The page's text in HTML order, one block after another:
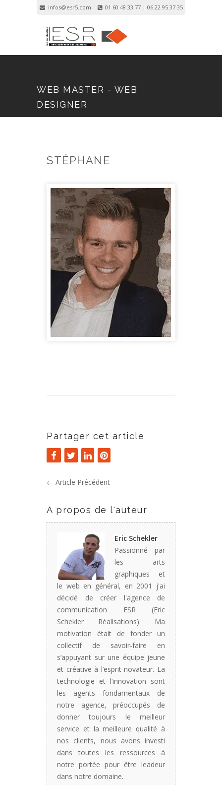
infos@esr5.com 01 60 48 33 77 | 06 22 95 37 35
WEB MASTER - WEB
DESIGNER
STÉPHANE
Partager cet article
← Article Précédent
A propos de l'auteur
Eric Schekler
Passionné par
les arts
graphiques et
le web en général, en 2001 j'ai
décidé de créer l'agence de
communication ESR (Eric
Schekler Réalisations). Ma
motivation était de fonder un
collectif de savoir-faire en
s’appuyant sur une équipe jeune
et créative à l’esprit novateur. La
technologie et l’innovation sont
les agents fondamentaux de
notre agence, préoccupés de
donner toujours le meilleur
service et la meilleure qualité à
nos clients, nous avons investi
dans toutes les ressources à
notre portée pour être leadeur
dans notre domaine.